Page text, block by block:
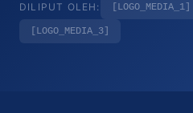
DILIPUT OLEH: [LOGO_MEDIA_1]
[LOGO_MEDIA_3]